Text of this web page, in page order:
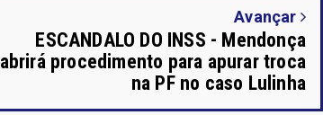
Avançar
ESCANDALO DO INSS - Mendonça
abrirá procedimento para apurar troca
na PF no caso Lulinha